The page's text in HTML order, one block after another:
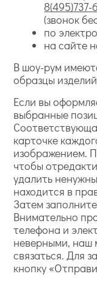
(звонок
по
на сайте
В шоу-рум
образцы
Если вы
выбранные
карточке
изображением.
чтобы
удалить
находится в
Затем
Внимательно
телефона и
неверными, наш
связаться. Для
кнопку